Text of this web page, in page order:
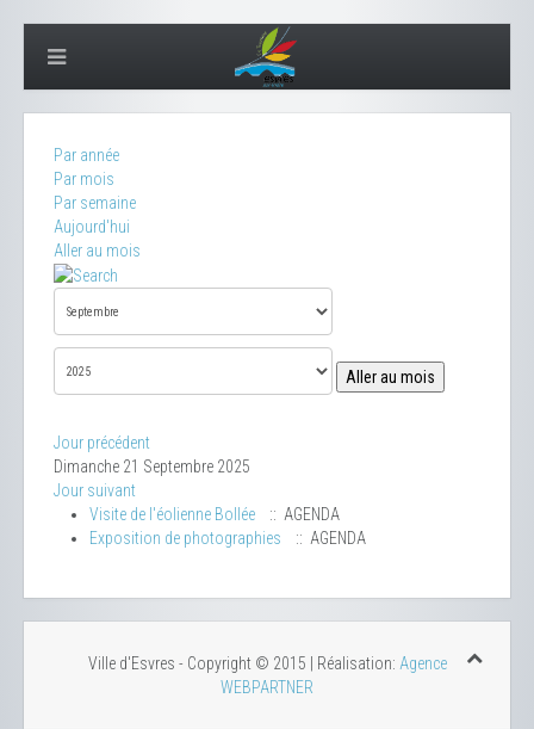
Par année
Par mois
Par semaine
Aujourd'hui
Aller au mois
Aller au mois
Jour précédent
Dimanche 21 Septembre 2025
Jour suivant
Visite de l'éolienne Bollée
:: AGENDA
Exposition de photographies
:: AGENDA
Ville d'Esvres - Copyright © 2015 | Réalisation: Agence
WEBPARTNER